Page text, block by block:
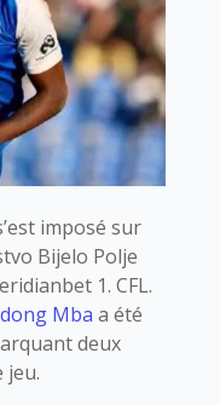
imposé sur
Bijelo Polje
1. CFL.
Mba a été
deux
jeu.